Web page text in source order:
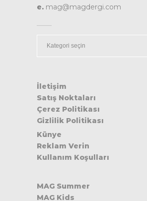
e. mag@magdergi.com
İletişim
Satış Noktaları
Çerez Politikası
Gizlilik Politikası
Künye
Reklam Verin
Kullanım Koşulları
MAG Summer
MAG Kids